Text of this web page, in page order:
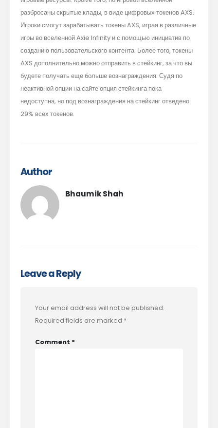
разбросаны скрытые клады, в виде цифровых токенов AXS.
Игроки смогут зарабатывать токены AXS, играя в различные
игры во вселенной Axie Infinity и с помощью инициатив по
созданию пользовательского контента. Более того, токены
AXS дополнительно можно отправить в стейкинг, за что вы
будете получать еще больше вознаграждения. Судя по
неактивной опции на сайте опция стейкинга пока
недоступна, но под вознаграждения на стейкинг отведено
29% всех токенов.
Author
Bhaumik Shah
Leave a Reply
Your email address will not be published.
Required fields are marked *
Comment *